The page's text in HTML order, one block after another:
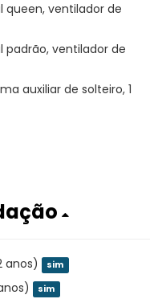
queen, ventilador de
padrão, ventilador de
auxiliar de solteiro, 1
anos) sim
sim